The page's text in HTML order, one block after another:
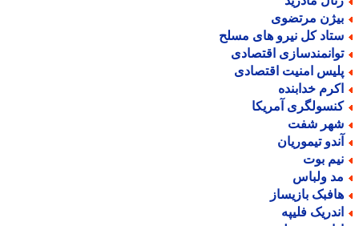
مرتضوی
کل نیرو های مسلح
اقتصادی
امنیت اقتصادی
خدابنده
آمریکا
شفت
تیموریان
بوت
ولباس
بازیساز
فلیپه